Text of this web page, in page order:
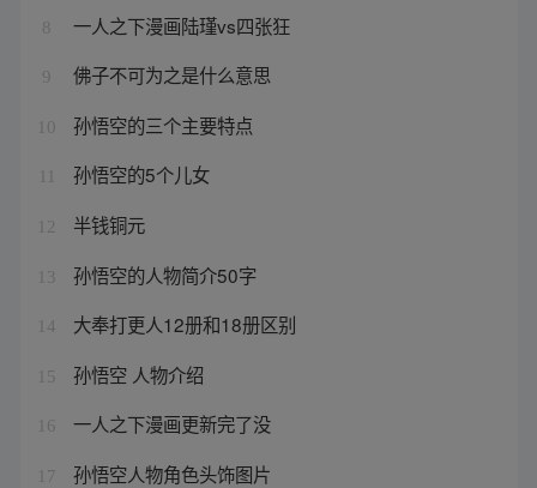
8 一人之下漫画陆瑾vs四张狂
9 佛子不可为之是什么意思
10 孙悟空的三个主要特点
孙悟空的5个儿女
12 半钱铜元
13 孙悟空的人物简介50字
14 大奉打更人12册和18册区别
15 孙悟空 人物介绍
16 一人之下漫画更新完了没
17 孙悟空人物角色头饰图片